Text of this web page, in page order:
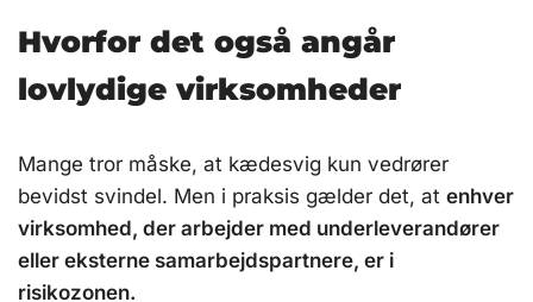
Hvorfor det også angår
lovlydige virksomheder
Mange tror måske, at kædesvig kun vedrører
bevidst svindel. Men i praksis gælder det, at enhver
virksomhed, der arbejder med underleverandører
eller eksterne samarbejdspartnere, er i
risikozonen.